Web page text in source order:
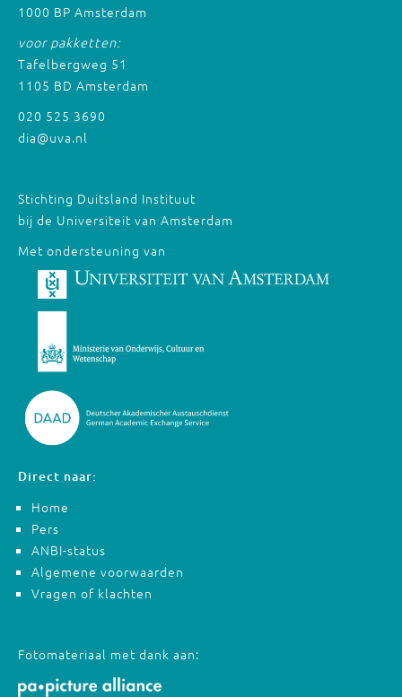
1000 BP Amsterdam
voor pakketten:
Tafelbergweg 51
1105 BD Amsterdam
020 525 3690
dia@uva.nl
Stichting Duitsland Instituut
bij de Universiteit van Amsterdam
Met ondersteuning van
Direct naar:
Home
Pers
ANBI-status
Algemene voorwaarden
Vragen of klachten
Fotomateriaal met dank aan: